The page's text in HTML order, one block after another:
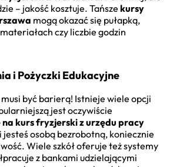
– jakość kosztuje. Tańsze kursy
mogą okazać się pułapką,
czy liczbie godzin
i Pożyczki Edukacyjne
być barierą! Istnieje wiele opcji
jest oczywiście
kurs fryzjerski z urzędu pracy
jesteś osobą bezrobotną, koniecznie
Wiele szkół oferuje też systemy
z bankami udzielającymi